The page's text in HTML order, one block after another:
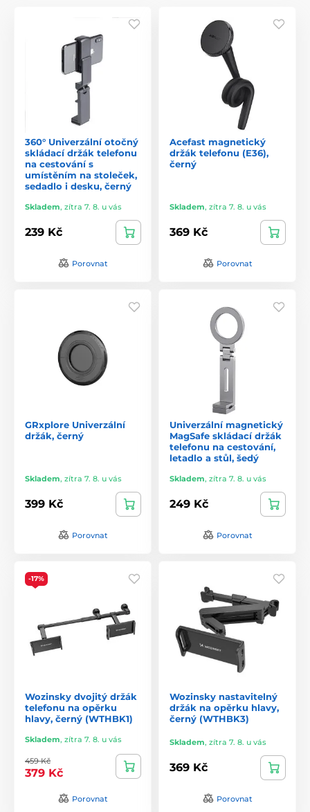
360° Univerzální otočný
skládací držák telefonu
na cestování s
umístěním na stoleček,
sedadlo i desku, černý
Skladem, zítra 7. 8. u vás
239 Kč
Porovnat
Acefast magnetický
držák telefonu (E36),
černý
Skladem, zítra 7. 8. u vás
369 Kč
Porovnat
GRxplore Univerzální
držák, černý
Skladem, zítra 7. 8. u vás
399 Kč
Porovnat
Univerzální magnetický
MagSafe skládací držák
telefonu na cestování,
letadlo a stůl, šedý
Skladem, zítra 7. 8. u vás
249 Kč
Porovnat
-17%
Wozinsky dvojitý držák
telefonu na opěrku
hlavy, černý (WTHBK1)
Skladem, zítra 7. 8. u vás
459 Kč
379 Kč
Porovnat
Wozinsky nastavitelný
držák na opěrku hlavy,
černý (WTHBK3)
Skladem, zítra 7. 8. u vás
369 Kč
Porovnat